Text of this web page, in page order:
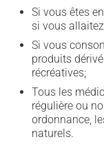
Si vous êtes
si vous
Si vous
produits
récréatives;
Tous les
régulière ou
ordonnance,
naturels.